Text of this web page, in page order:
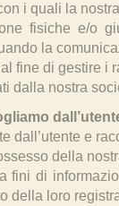
i quali la
fisiche e/o
la
fine di gestire i
dalla nostra
dall’utente e
della
fini di
della loro